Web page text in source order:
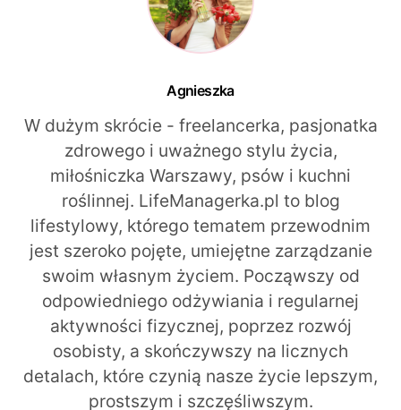
Agnieszka
W dużym skrócie - freelancerka, pasjonatka
zdrowego i uważnego stylu życia,
miłośniczka Warszawy, psów i kuchni
roślinnej. LifeManagerka.pl to blog
lifestylowy, którego tematem przewodnim
jest szeroko pojęte, umiejętne zarządzanie
swoim własnym życiem. Począwszy od
odpowiedniego odżywiania i regularnej
aktywności fizycznej, poprzez rozwój
osobisty, a skończywszy na licznych
detalach, które czynią nasze życie lepszym,
prostszym i szczęśliwszym.